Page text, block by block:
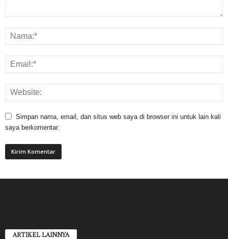
Simpan nama, email, dan situs web saya di browser ini untuk lain kali
saya berkomentar.
ARTIKEL LAINNYA